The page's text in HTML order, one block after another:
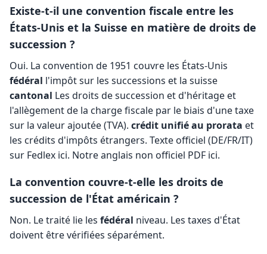
Existe-t-il une convention fiscale entre les
États-Unis et la Suisse en matière de droits de
succession ?
Oui. La convention de 1951 couvre les États-Unis
fédéral l'impôt sur les successions et la suisse
cantonal Les droits de succession et d'héritage et
l'allègement de la charge fiscale par le biais d'une taxe
sur la valeur ajoutée (TVA). crédit unifié au prorata et
les crédits d'impôts étrangers. Texte officiel (DE/FR/IT)
sur Fedlex ici. Notre anglais non officiel PDF ici.
La convention couvre-t-elle les droits de
succession de l'État américain ?
Non. Le traité lie les fédéral niveau. Les taxes d'État
doivent être vérifiées séparément.